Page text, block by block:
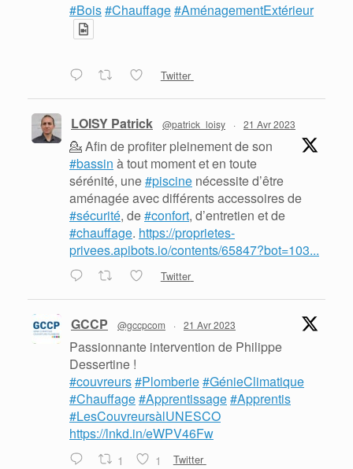
#Bois#Chauffage#AménagementExtérieur
Twitter
LOISY Patrick @patrick_loisy · 21 Avr 2023
💁 Afin de profiter pleinement de son
#bassin à tout moment et en toute
sérénité, une#piscine nécessite d’être
aménagée avec différents accessoires de
#sécurité, de#confort, d’entretien et de
#chauffage. https://proprietes-
privees.apibots.io/contents/65847?bot=103...
Twitter
GCCP @gccpcom · 21 Avr 2023
Passionnante intervention de Philippe
Dessertine !
#couvreurs#Plomberie#GénieClimatique
#Chauffage#Apprentissage#Apprentis
#LesCouvreursàlUNESCO
https://lnkd.in/eWPV46Fw
1 1 Twitter